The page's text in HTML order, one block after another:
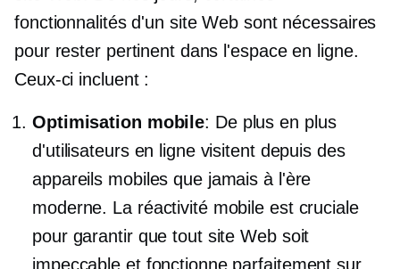
fonctionnalités d'un site Web sont nécessaires
pour rester pertinent dans l'espace en ligne.
Ceux-ci incluent :
Optimisation mobile: De plus en plus
d'utilisateurs en ligne visitent depuis des
appareils mobiles que jamais à l'ère
moderne. La réactivité mobile est cruciale
pour garantir que tout site Web soit
impeccable et fonctionne parfaitement sur